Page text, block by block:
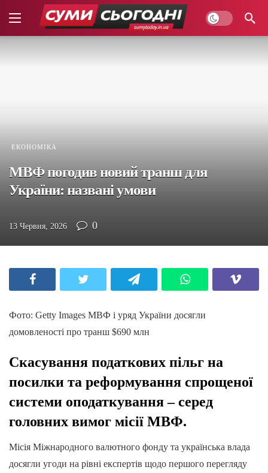
ЕКОНОМІКА
МВФ погодив новий транш для
України: названі умови
13 Червня, 2026 0
Фото: Getty Images МВФ і уряд України досягли
домовленості про транш $690 млн
Скасування податкових пільг на
посилки та реформування спрощеної
системи оподаткування – серед
головних вимог місії МВФ.
Місія Міжнародного валютного фонду та українська влада
досягли угоди на рівні експертів щодо першого перегляду